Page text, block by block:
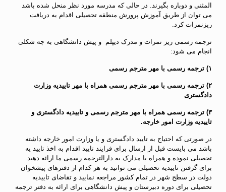
المثنی و دوباره بگیرند. در حالی که مدرسه مورد نظر منحل شده باشد
می توان از طریق آموزش پرورش منطقه تحصیلی اقدام به دریافت
ریزنمرات کرد.
ترجمه رسمی ریز نمرات و مدرک دیپلم و پیش دانشگاهی به چه شکلی
انجام می شود:
۱) ترجمه رسمی با مهر مترجم رسمی
۲) ترجمه رسمی با مهر مترجم رسمی همراه با مهر تاییدیه وزارت
دادگستری
۳) ترجمه رسمی همراه با مهر مترجم رسمی و تاییدیه دادگستری و
تاییدیه وزارت امور خارجه.
در صورتی که احتیاج به تایید دادگستری و یا وزارت امور خارجه داشته
باشد می بایست قبل از ارسال برای فرایند تایید اقدام به اخذ تایید یه
تحصیلی نموده و همراه با مدارک به دارالترجمه رسمی ما ارائه دهید.
برای گرفتن تاییدیه تحصیلی می توانید به هر کدام از دفترهای پیشخوان
دولت در سطح شهر در تمام کشور مراجعه نمایید و تقاضای تاییدیه
تحصیلی برای دوره دبیرستان و پیش دانشگاهی برای ارائه به دفتر ترجمه